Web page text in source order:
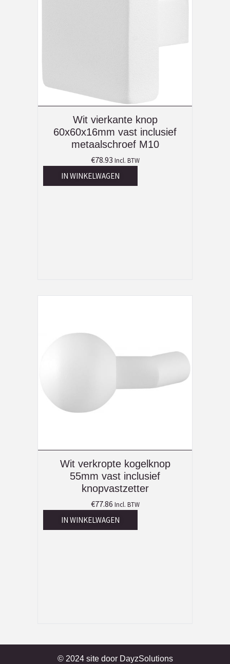
Wit vierkante knop
60x60x16mm vast inclusief
metaalschroef M10
€78.93 Incl. BTW
IN WINKELWAGEN
Wit verkropte kogelknop
55mm vast inclusief
knopvastzetter
€77.86 Incl. BTW
IN WINKELWAGEN
© 2024 site door DayzSolutions